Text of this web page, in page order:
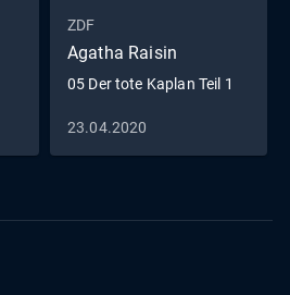
ZDF
Agatha Raisin
05 Der tote Kaplan Teil 1
23.04.2020